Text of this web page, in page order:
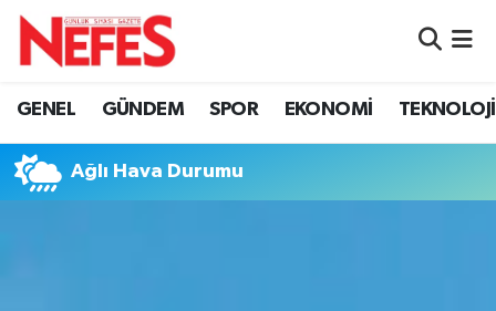
GENEL GÜNDEM SPOR EKONOMİ TEKNOLOJİ
Ağlı Hava Durumu
Hava Durumu
Namaz Vakitleri